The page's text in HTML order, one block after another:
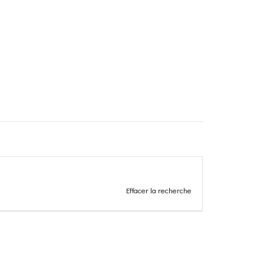
Effacer la recherche